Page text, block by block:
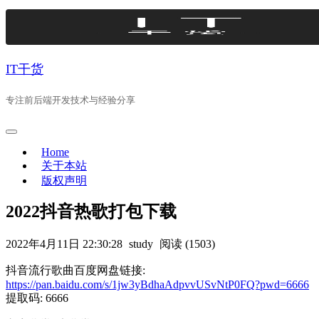
Skip
IT干货
专注前后端开发技术与经验分享
Home
关于本站
版权声明
2022抖音热歌打包下载
2022年4月11日 22:30:28 study 阅读 (1503)
抖音流行歌曲百度网盘链接:
https://pan.baidu.com/s/1jw3yBdhaAdpvvUSvNtP0FQ?pwd=6666
提取码: 6666